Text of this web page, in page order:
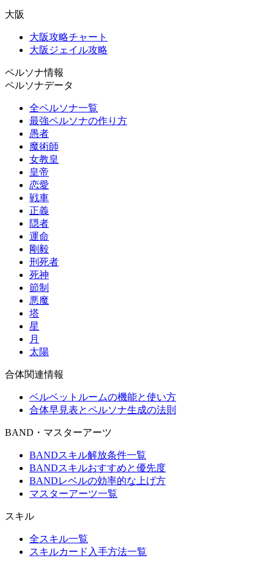
大阪
大阪攻略チャート
大阪ジェイル攻略
ペルソナ情報
ペルソナデータ
全ペルソナ一覧
最強ペルソナの作り方
愚者
魔術師
女教皇
皇帝
恋愛
戦車
正義
隠者
運命
剛毅
刑死者
死神
節制
悪魔
塔
星
月
太陽
合体関連情報
ベルベットルームの機能と使い方
合体早見表とペルソナ生成の法則
BAND・マスターアーツ
BANDスキル解放条件一覧
BANDスキルおすすめと優先度
BANDレベルの効率的な上げ方
マスターアーツ一覧
スキル
全スキル一覧
スキルカード入手方法一覧